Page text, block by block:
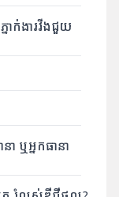
នាក់ងារវីងជួយ
ា ឬអ្នកធានា